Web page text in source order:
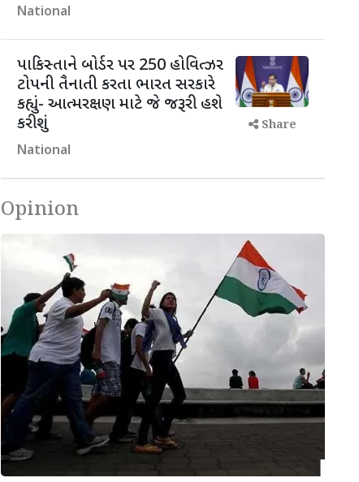
National
પાકિસ્તાને બોર્ડર પર 250 હોવિત્ઝર
ટોપની તૈનાતી કરતા ભારત સરકારે
કહ્યું- આત્મરક્ષણ માટે જે જરૂરી હશે
કરીશું
National
Share
Opinion